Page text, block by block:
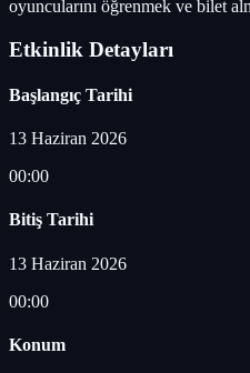
oyuncularını öğrenmek ve bilet
Etkinlik Detayları
Başlangıç Tarihi
13 Haziran 2026
00:00
Bitiş Tarihi
13 Haziran 2026
00:00
Konum